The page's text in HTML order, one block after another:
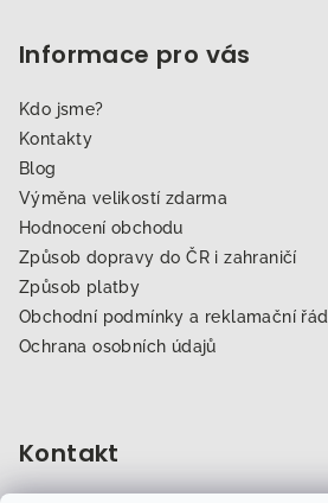
Informace pro vás
Kdo jsme?
Kontakty
Blog
Výměna velikostí zdarma
Hodnocení obchodu
Způsob dopravy do ČR i zahraničí
Způsob platby
Obchodní podmínky a reklamační řád
Ochrana osobních údajů
Kontakt